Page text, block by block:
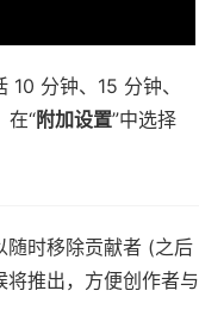
分钟、15 分钟、
在“附加设置”中选择
随时移除贡献者 (之后
推出，方便创作者与